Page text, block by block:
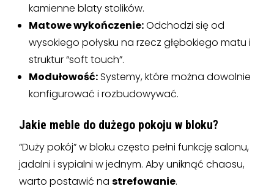
kamienne blaty stolików.
Matowe wykończenie:Odchodzi się od
wysokiego połysku na rzecz głębokiego matu i
struktur “soft touch”.
Modułowość:Systemy, które można dowolnie
konfigurować i rozbudowywać.
Jakie meble do dużego pokoju w bloku?
“Duży pokój” w bloku często pełni funkcję salonu,
jadalni i sypialni w jednym. Aby uniknąć chaosu,
warto postawić nastrefowanie.